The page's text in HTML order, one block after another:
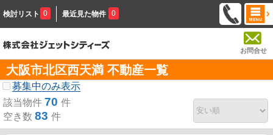
検討リスト 0 最近見た物件 0
お問合せ
大阪市北区西天満 不動産一覧
募集中のみ表示
該当物件 70 件
空き数 83 件